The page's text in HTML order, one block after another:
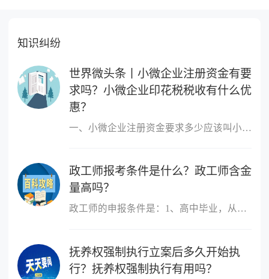
知识纠纷
世界微头条丨小微企业注册资金有要
求吗？小微企业印花税税收有什么优
惠？
一、小微企业注册资金要求多少应该叫小微企业，小微企业的概念跟注
政工师报考条件是什么？政工师含金
量高吗？
政工师的申报条件是：1、高中毕业，从事思想政治工作三年以上;2、大
抚养权强制执行立案后多久开始执
行？抚养权强制执行有用吗？